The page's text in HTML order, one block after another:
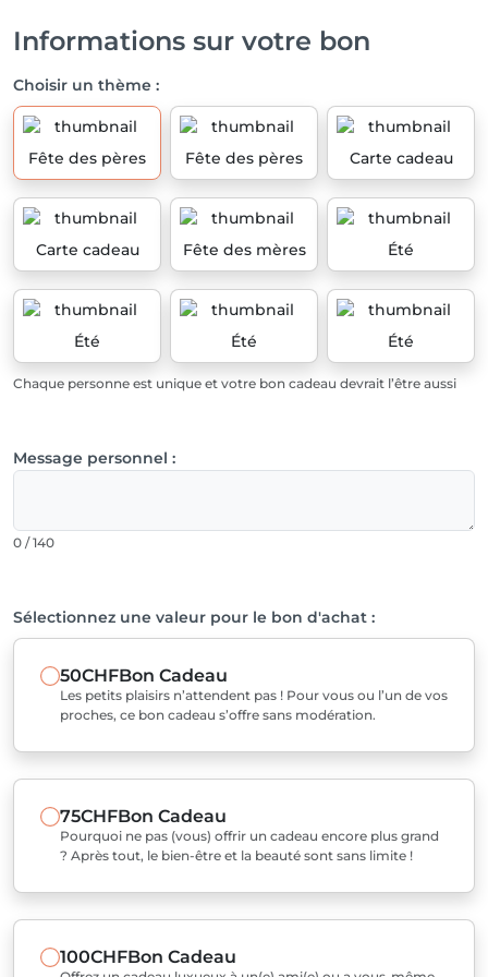
Informations sur votre bon
Choisir un thème :
Fête des pères Fête des pères Carte cadeau
Carte cadeau Fête des mères Été
Été Été Été
Chaque personne est unique et votre bon cadeau devrait l’être aussi
Message personnel :
0 / 140
Sélectionnez une valeur pour le bon d'achat :
50CHFBon Cadeau
Les petits plaisirs n’attendent pas ! Pour vous ou l’un de vos
proches, ce bon cadeau s’offre sans modération.
75CHFBon Cadeau
Pourquoi ne pas (vous) offrir un cadeau encore plus grand
? Après tout, le bien-être et la beauté sont sans limite !
100CHFBon Cadeau